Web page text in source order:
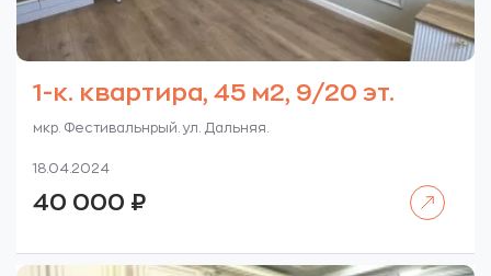
1-к. квартира, 45 м2, 9/20 эт.
мкр. Фестивальнрый. ул. Дальняя.
18.04.2024
40 000 ₽